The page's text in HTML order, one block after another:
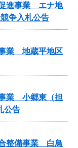
促進事業 エナ地
争入札公告
業 地蔵平地区
業 小郷東（担
公告
合整備事業 白鳥